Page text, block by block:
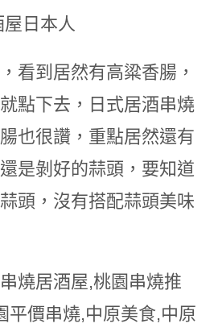
看到居然有高粱香腸，
點下去，日式居酒串燒
也很讚，重點居然還有
是剝好的蒜頭，要知道
頭，沒有搭配蒜頭美味